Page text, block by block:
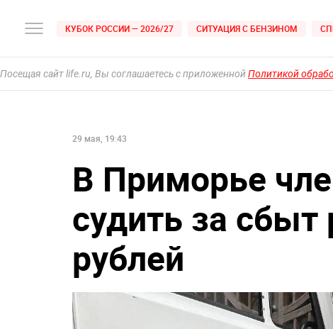
КУБОК РОССИИ — 2026/27 СИТУАЦИЯ С БЕНЗИНОМ
Посещая сайт life.ru, Вы соглашаетесь с приложеннойПолитикой
29 мая, 19:43
В Приморье
судить за сбыт
рублей